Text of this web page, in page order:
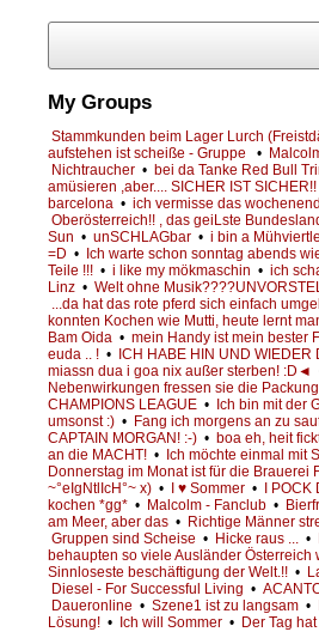
My Groups
Stammkunden beim Lager Lurch
aufstehen ist scheiße - Gruppe
•
Nichtraucher • bei da Tanke Red Bull
amüsieren ,aber.... SICHER IST SICHER!!
barcelona • ich vermisse das
Oberösterreich!! , das geiLste
Sun • unSCHLAGbar • i bin a
=D • Ich warte schon sonntag abends
Teile !!! • i like my mökmaschin • ich
Linz • Welt ohne
...da hat das rote pferd sich einfach
konnten Kochen wie Mutti, heute lernt
Bam Oida • mein Handy ist mein bester
euda .. ! • ICH HABE HIN UND WIEDER
miassn dua i goa nix außer sterben! :D◄
Nebenwirkungen fressen sie die
CHAMPIONS LEAGUE • Ich bin mit der
umsonst :) • Fang ich morgens an zu
CAPTAIN MORGAN! :-) • boa eh, heit
an die MACHT! • Ich möchte einmal mit
Donnerstag im Monat ist für die Brauerei
~°eIgNtlIcH°~ x) • I ♥ Sommer • I POCK
kochen *gg* • Malcolm - Fanclub •
am Meer, aber das • Richtige Männer
Gruppen sind Scheise • Hicke raus ... •
behaupten so viele Ausländer
Sinnloseste beschäftigung der Welt.!! •
Diesel - For Successful Living •
Daueronline • Szene1 ist zu langsam •
Lösung! • Ich will Sommer • Der Tag